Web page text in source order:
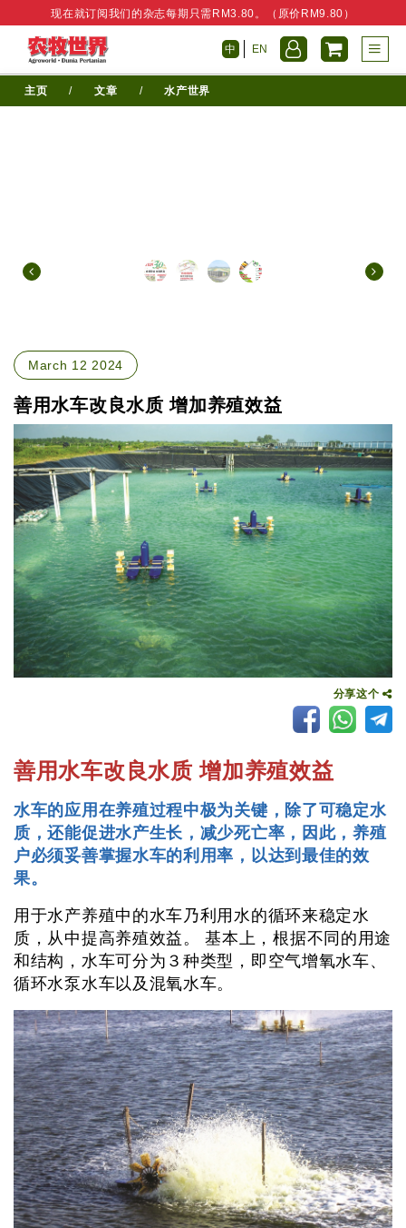
现在就订阅我们的杂志每期只需RM3.80。（原价RM9.80）
中 EN
主页 / 文章 / 水产世界
March 12 2024
善用水车改良水质 增加养殖效益
分享这个
善用水车改良水质 增加养殖效益
水车的应用在养殖过程中极为关键，除了可稳定水
质，还能促进水产生长，减少死亡率，因此，养殖
户必须妥善掌握水车的利用率，以达到最佳的效
果。
用于水产养殖中的水车乃利用水的循环来稳定水
质，从中提高养殖效益。 基本上，根据不同的用途
和结构，水车可分为３种类型，即空气增氧水车、
循环水泵水车以及混氧水车。